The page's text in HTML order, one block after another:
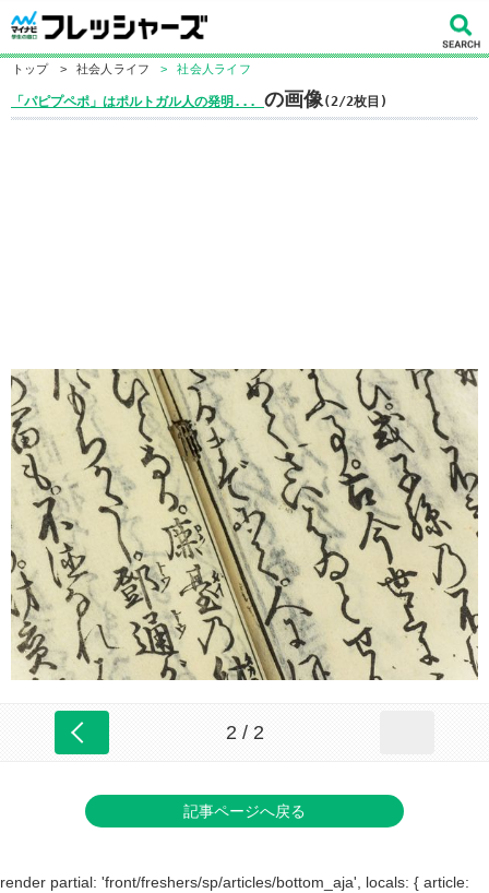
トップ > 社会人ライフ > 社会人ライフ
「パピプペポ」はポルトガル人の発明... の画像(2/2枚目)
2 / 2
記事ページへ戻る
render partial: 'front/freshers/sp/articles/bottom_aja', locals: { article: